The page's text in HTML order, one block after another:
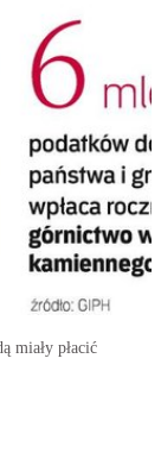
miały płacić